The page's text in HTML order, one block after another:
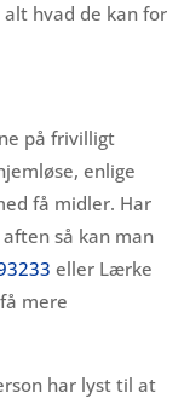
hvad de kan for
på frivilligt
enlige
få midler. Har
så kan man
eller Lærke
mere
har lyst til at